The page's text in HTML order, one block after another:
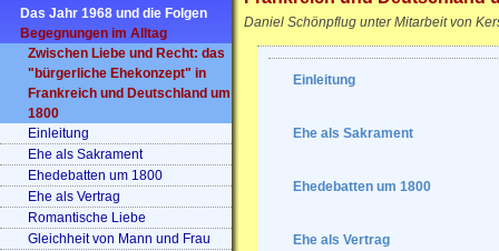
Das Jahr 1968 und die Folgen
Begegnungen im Alltag
Zwischen Liebe und Recht: das
"bürgerliche Ehekonzept" in
Frankreich und Deutschland um
1800
Einleitung
Ehe als Sakrament
Ehedebatten um 1800
Ehe als Vertrag
Romantische Liebe
Gleichheit von Mann und Frau
Daniel Schönpflug unter Mitarbeit von
Einleitung
Ehe als Sakrament
Ehedebatten um 1800
Ehe als Vertrag